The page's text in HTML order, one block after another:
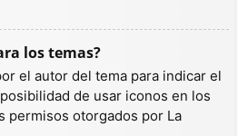
los temas?
el autor del tema para indicar el
de usar iconos en los
permisos otorgados por La